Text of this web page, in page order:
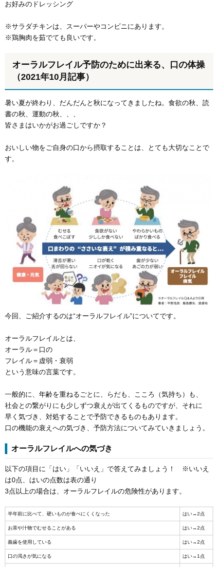
お好みのドレッシング
※サラダチキンは、スーパーやコンビニにあります。
※鶏胸肉を茹でても良いです。
オーラルフレイル予防のために出来る、口の体操
（2021年10月記事）
暑い夏が終わり、だんだんと秋になってきましたね。食欲の秋、読
書の秋、運動の秋、、、
皆さまはいかがお過ごしですか？
おいしい物をご自身の口から摂取することは、とても大切なことで
す。
今回、ご紹介するのは“オーラルフレイル”についてです。
オーラルフレイルとは、
オーラル＝口の
フレイル＝虚弱・衰弱
という意味の言葉です。
一般的に、年齢を重ねるごとに、らだも、こころ（気持ち）も、
社会との繋がりにも少しずつ衰えが出てくるものですが、それに
早く気づき、対処することで予防できるものもあります。
口の機能の衰えへの気づき、予防方法についてみていきましょう。
オーラルフレイルへの気づき
以下の項目に「はい」「いいえ」で答えてみましょう！ ※いいえ
は0点、はいの点数は表の通り
3点以上の場合は、オーラルフレイルの危険性があります。
半年前に比べて、硬いものが食べにくくなった はい→2点
お茶や汁物でむせることがある はい→2点
義歯を使用している はい→2点
口の渇きが気になる はい→1点